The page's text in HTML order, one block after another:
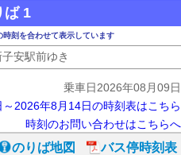
ば 1
刻を合わせて表示しています
子安駅前ゆき
乗車日2026年08月09日
2026年8月14日の時刻表はこちら
時刻のお問い合わせはこちらへ
のりば地図
バス停時刻表